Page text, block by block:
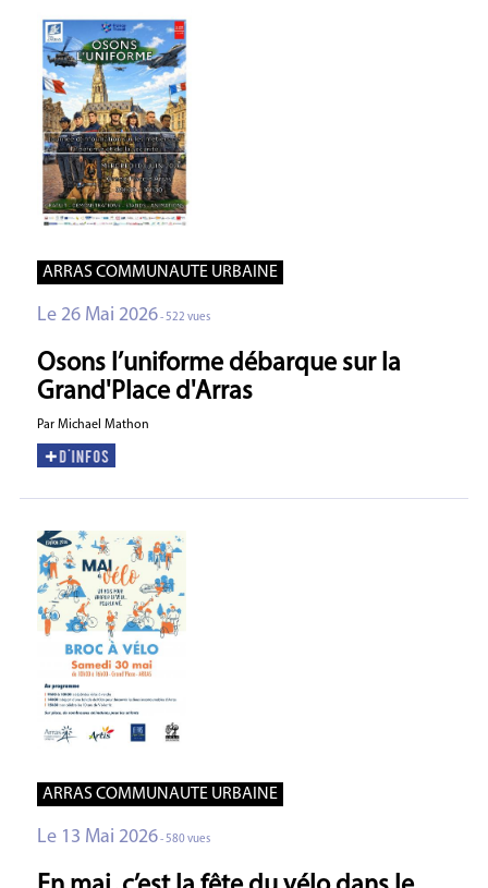
ARRAS COMMUNAUTE URBAINE
Le 26 Mai 2026- 522 vues
Osons l’uniforme débarque sur la
Grand'Place d'Arras
Par Michael Mathon
ARRAS COMMUNAUTE URBAINE
Le 13 Mai 2026- 580 vues